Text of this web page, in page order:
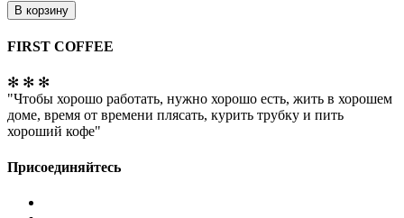
В корзину
FIRST COFFEE
✻ ✻ ✻
"Чтобы хорошо работать, нужно хорошо есть, жить в хорошем
доме, время от времени плясать, курить трубку и пить
хороший кофе"
Присоединяйтесь